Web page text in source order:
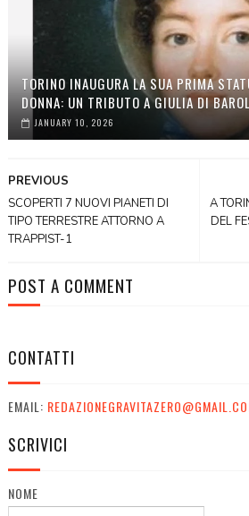
TORINO INAUGURA LA SUA PRIMA
DONNA: UN TRIBUTO A GIULIA DI
JANUARY 10, 2026
A
DEL
PREVIOUS
SCOPERTI 7 NUOVI PIANETI DI
TIPO TERRESTRE ATTORNO A
TRAPPIST-1
POST A COMMENT
CONTATTI
EMAIL:
SCRIVICI
NOME